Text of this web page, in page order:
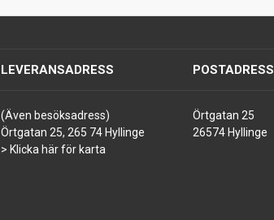
LEVERANSADRESS
(Även besöksadress)
Örtgatan 25, 265 74 Hyllinge
> Klicka här för karta
POSTADRESS
Örtgatan 25
26574 Hyllinge